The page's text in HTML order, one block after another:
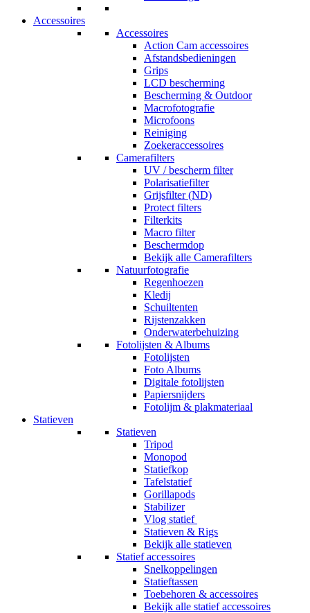
Accessoires
Accessoires
Action Cam accessoires
Afstandsbedieningen
Grips
LCD bescherming
Bescherming & Outdoor
Macrofotografie
Microfoons
Reiniging
Zoekeraccessoires
Camerafilters
UV / bescherm filter
Polarisatiefilter
Grijsfilter (ND)
Protect filters
Filterkits
Macro filter
Beschermdop
Bekijk alle Camerafilters
Natuurfotografie
Regenhoezen
Kledij
Schuiltenten
Rijstenzakken
Onderwaterbehuizing
Fotolijsten & Albums
Fotolijsten
Foto Albums
Digitale fotolijsten
Papiersnijders
Fotolijm & plakmateriaal
Statieven
Statieven
Tripod
Monopod
Statiefkop
Tafelstatief
Gorillapods
Stabilizer
Vlog statief
Statieven & Rigs
Bekijk alle statieven
Statief accessoires
Snelkoppelingen
Statieftassen
Toebehoren & accessoires
Bekijk alle statief accessoires